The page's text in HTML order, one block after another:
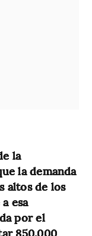
la
la demanda
altos de los
esa
por el
850.000